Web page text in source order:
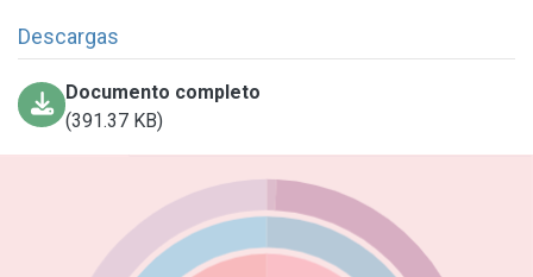
Descargas
Documento completo
(391.37 KB)